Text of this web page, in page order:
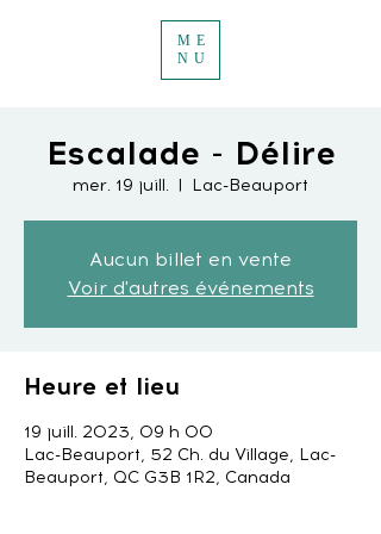
ME
NU
Escalade - Délire
mer. 19 juill.
  |
Lac-Beauport
Aucun billet en vente
Voir d'autres événements
Heure et lieu
19 juill. 2023, 09 h 00
Lac-Beauport, 52 Ch. du Village, Lac-
Beauport, QC G3B 1R2, Canada